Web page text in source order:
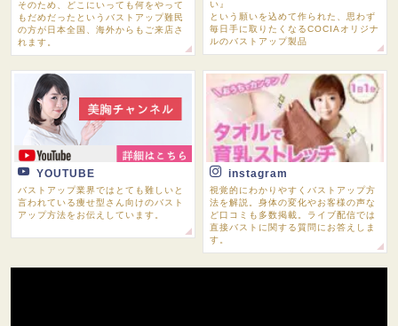
そのため、どこにいっても何をやって
もだめだったというバストアップ難民
の方が日本全国、海外からもご来店さ
れます。
い』
という願いを込めて作られた、思わず
毎日手に取りたくなるCOCIAオリジナ
ルのバストアップ製品
YOUTUBE
バストアップ業界ではとても難しいと
言われている痩せ型さん向けのバスト
アップ方法をお伝えしています。
instagram
視覚的にわかりやすくバストアップ方
法を解説。身体の変化やお客様の声な
ど口コミも多数掲載。ライブ配信では
直接バストに関する質問にお答えしま
す。